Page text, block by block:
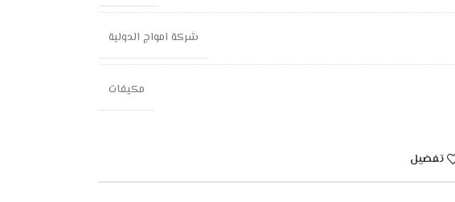
شركة امواج الدولية
مكيفات
تفضيل